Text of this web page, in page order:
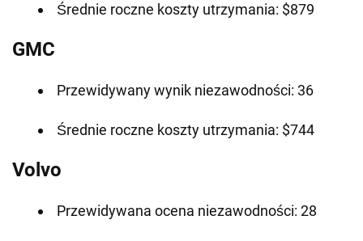
Średnie roczne koszty utrzymania: $879
GMC
Przewidywany wynik niezawodności: 36
Średnie roczne koszty utrzymania: $744
Volvo
Przewidywana ocena niezawodności: 28